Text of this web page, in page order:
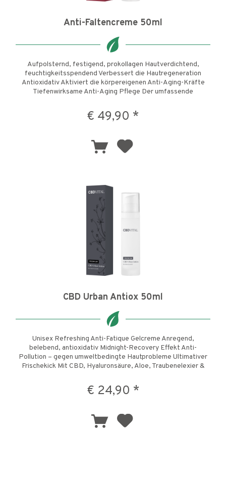
Anti-Faltencreme 50ml
Aufpolsternd, festigend, prokollagen Hautverdichtend,
feuchtigkeitsspendend Verbessert die Hautregeneration
Antioxidativ Aktiviert die körpereigenen Anti-Aging-Kräfte
Tiefenwirksame Anti-Aging Pflege Der umfassende
€ 49,90 *
CBD Urban Antiox 50ml
Unisex Refreshing Anti-Fatique Gelcreme Anregend,
belebend, antioxidativ Midnight-Recovery Effekt Anti-
Pollution – gegen umweltbedingte Hautprobleme Ultimativer
Frischekick Mit CBD, Hyaluronsäure, Aloe, Traubenelexier &
€ 24,90 *